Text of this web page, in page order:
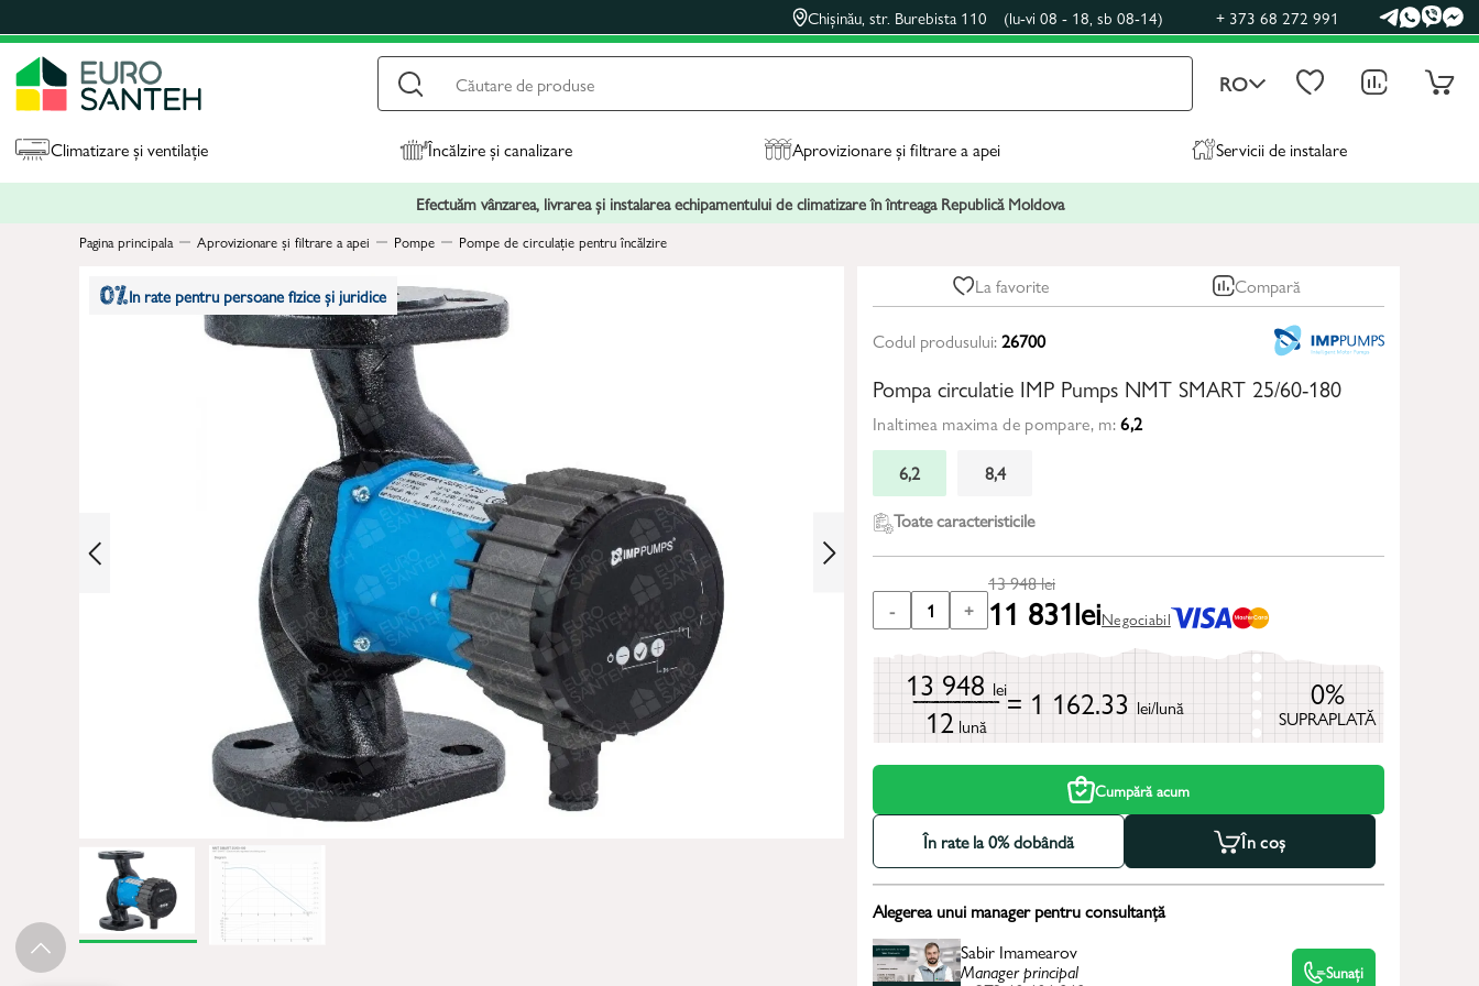
Chișinău, str. Burebista 110 (lu-vi 08 - 18, sb 08-14) + 373 68 272 991
RO
Climatizare și ventilație Încălzire și canalizare Aprovizionare și filtrare a apei Servicii de instalare
Efectuăm vânzarea, livrarea și instalarea echipamentului de climatizare în întreaga Republică Moldova
Pagina principala Aprovizionare și filtrare a apei Pompe Pompe de circulație pentru încălzire
In rate pentru persoane fizice și juridice La favorite Compară
Codul produsului:26700
Pompa circulatie IMP Pumps NMT SMART 25/60-180
Inaltimea maxima de pompare, m:6,2
6,2
8,4
Toate caracteristicile
- 1 +
13 948lei
11 831leiNegociabil
13 948 lei
12 lună
= 1 162.33 lei/lună 0%
SUPRAPLATĂ
Cumpără acum
În rate la 0% dobândă În coș
Alegerea unui manager pentru consultanță
Sabir Imamearov
Manager principal Sunați